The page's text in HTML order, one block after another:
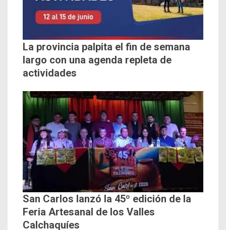
La provincia palpita el fin de semana
largo con una agenda repleta de
actividades
San Carlos lanzó la 45º edición de la
Feria Artesanal de los Valles
Calchaquíes